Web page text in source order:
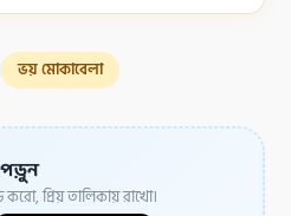
ভয় মোকাবেলা
পড়ুন
প্রিয় তালিকায় রাখো।